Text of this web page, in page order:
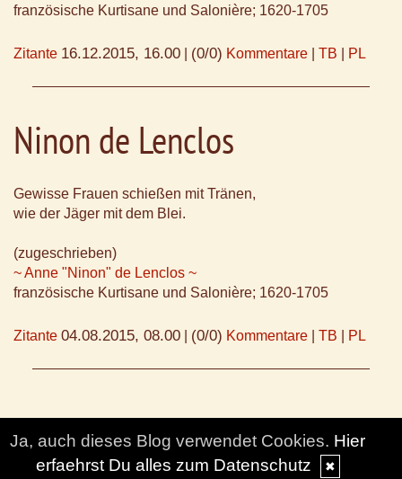
französische Kurtisane und Salonière; 1620-1705
Zitante 16.12.2015, 16.00 (0/0) Kommentare TB PL
Ninon de Lenclos
Gewisse Frauen schießen mit Tränen,
wie der Jäger mit dem Blei.
(zugeschrieben)
~ Anne "Ninon" de Lenclos ~
französische Kurtisane und Salonière; 1620-1705
Zitante 04.08.2015, 08.00 (0/0) Kommentare TB PL
© DesignBlog V5 powered by BlueLionWebdesign.de
Ja, auch dieses Blog verwendet Cookies. Hier
erfaehrst Du alles zum Datenschutz
✖